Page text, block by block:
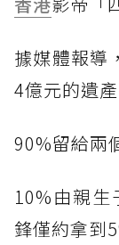
據媒體報導
4億元的遺
90%留給兩
10%由親生
鋒僅約拿到